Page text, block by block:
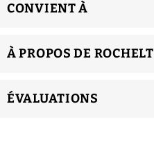
CONVIENT À
À PROPOS DE ROCHELT
ÉVALUATIONS